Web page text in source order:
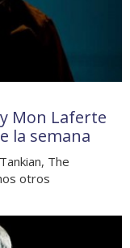
Mon Laferte
la semana
The
otros